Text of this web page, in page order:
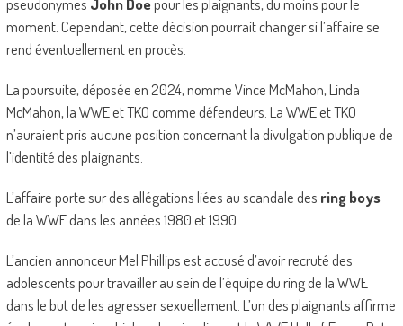
pseudonymes John Doepour les plaignants, du moins pour le
moment. Cependant, cette décision pourrait changer si l’affaire se
rend éventuellement en procès.
La poursuite, déposée en 2024, nomme Vince McMahon, Linda
McMahon, la WWE et TKO comme défendeurs. La WWE et TKO
n’auraient pris aucune position concernant la divulgation publique de
l’identité des plaignants.
L’affaire porte sur des allégations liées au scandale des ring boys
de la WWE dans les années 1980 et 1990.
L’ancien annonceur Mel Phillips est accusé d’avoir recruté des
adolescents pour travailler au sein de l’équipe du ring de la WWE
dans le but de les agresser sexuellement. L’un des plaignants affirme